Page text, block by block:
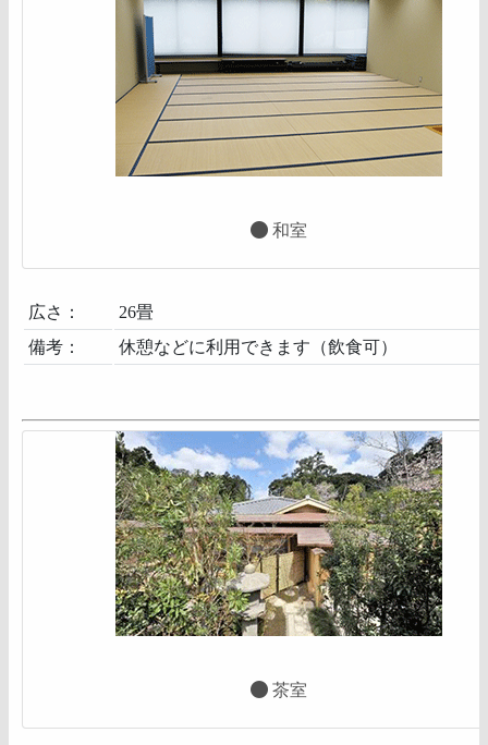
和室
広さ：
26畳
備考：
休憩などに利用できます（飲食可）
茶室